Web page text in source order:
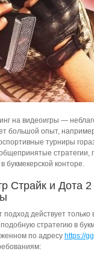
на видеоигры —
большой опыт,
турниры
конторе.
и Дота 2
подход действует
стратегию в
по адресу https://